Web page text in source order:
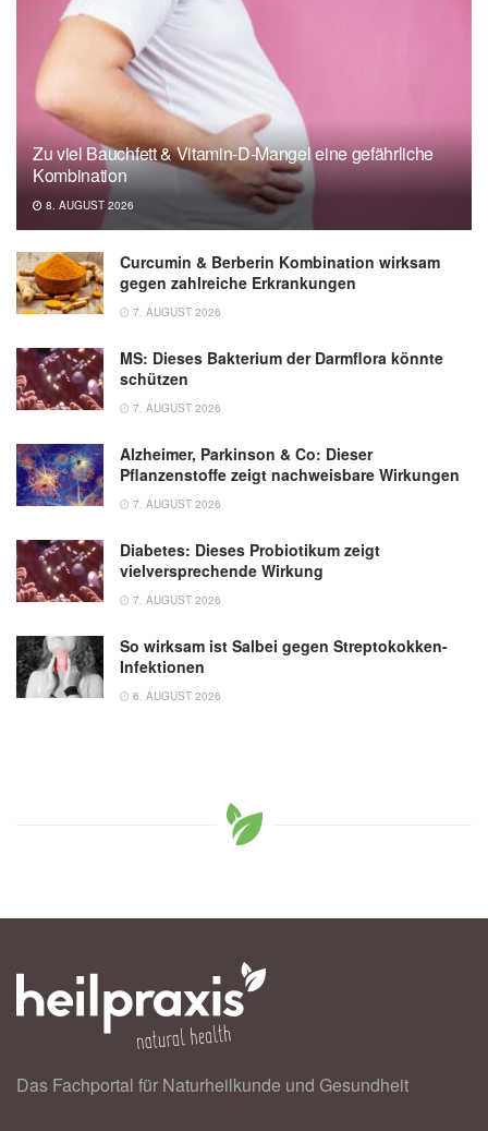
Zu viel Bauchfett & Vitamin-D-Mangel eine gefährliche
Kombination
8. AUGUST 2026
Curcumin & Berberin Kombination wirksam
gegen zahlreiche Erkrankungen
7. AUGUST 2026
MS: Dieses Bakterium der Darmflora könnte
schützen
7. AUGUST 2026
Alzheimer, Parkinson & Co: Dieser
Pflanzenstoffe zeigt nachweisbare Wirkungen
7. AUGUST 2026
Diabetes: Dieses Probiotikum zeigt
vielversprechende Wirkung
7. AUGUST 2026
So wirksam ist Salbei gegen Streptokokken-
Infektionen
6. AUGUST 2026
Das Fachportal für Naturheilkunde und Gesundheit